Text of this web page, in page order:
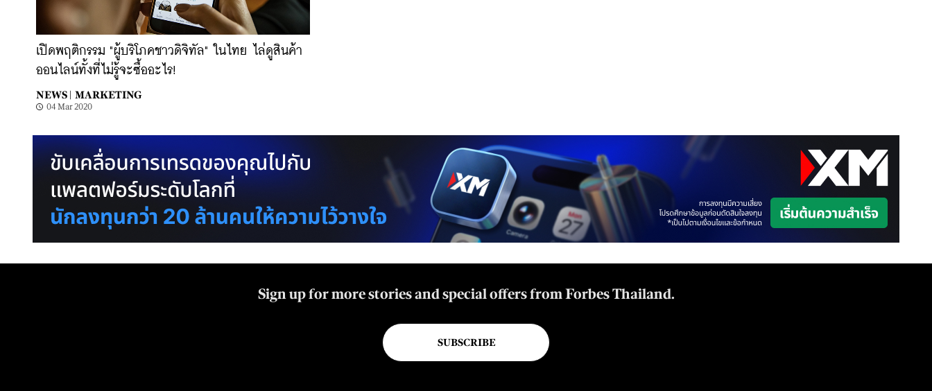
เปิดพฤติกรรม "ผู้บริโภคชาวดิจิทัล" ในไทย ไล่ดูสินค้า
ออนไลน์ทั้งที่ไม่รู้จะซื้ออะไร!
NEWS | MARKETING
04 Mar 2020
Sign up for more stories and special offers from Forbes Thailand.
SUBSCRIBE